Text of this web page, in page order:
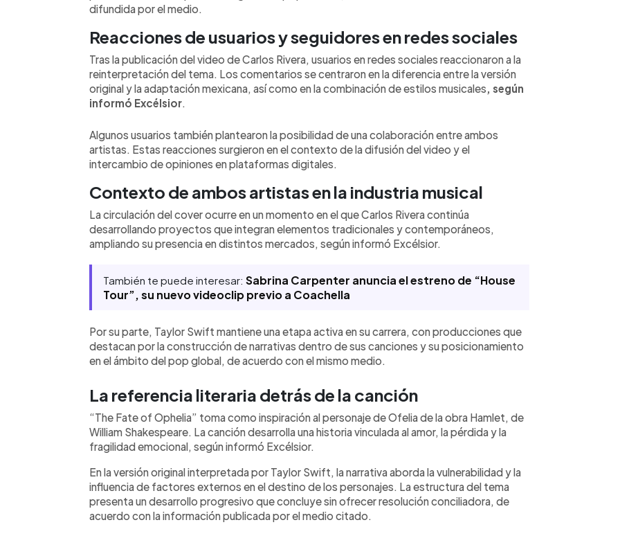
difundida por el medio.
Reacciones de usuarios y seguidores en redes sociales
Tras la publicación del video de Carlos Rivera, usuarios en redes sociales reaccionaron a la
reinterpretación del tema. Los comentarios se centraron en la diferencia entre la versión
original y la adaptación mexicana, así como en la combinación de estilos musicales , según
informó Excélsior
Algunos usuarios también plantearon la posibilidad de una colaboración entre ambos
artistas. Estas reacciones surgieron en el contexto de la difusión del video y el
intercambio de opiniones en plataformas digitales.
Contexto de ambos artistas en la industria musical
La circulación del cover ocurre en un momento en el que Carlos Rivera continúa
desarrollando proyectos que integran elementos tradicionales y contemporáneos,
ampliando su presencia en distintos mercados, según informó Excélsior.
También te puede interesar: Sabrina Carpenter anuncia el estreno de “House
Tour”, su nuevo videoclip previo a Coachella
Por su parte, Taylor Swift mantiene una etapa activa en su carrera, con producciones que
destacan por la construcción de narrativas dentro de sus canciones y su posicionamiento
en el ámbito del pop global, de acuerdo con el mismo medio.
La referencia literaria detrás de la canción
“The Fate of Ophelia” toma como inspiración al personaje de Ofelia de la obra Hamlet, de
William Shakespeare. La canción desarrolla una historia vinculada al amor, la pérdida y la
fragilidad emocional, según informó Excélsior.
En la versión original interpretada por Taylor Swift, la narrativa aborda la vulnerabilidad y la
influencia de factores externos en el destino de los personajes. La estructura del tema
presenta un desarrollo progresivo que concluye sin ofrecer resolución conciliadora, de
acuerdo con la información publicada por el medio citado.